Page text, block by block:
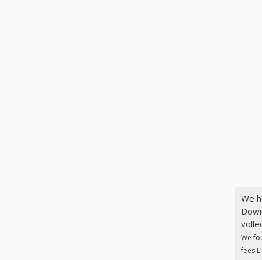
We
We
fees